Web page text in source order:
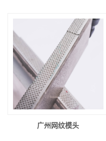
广州网纹模头